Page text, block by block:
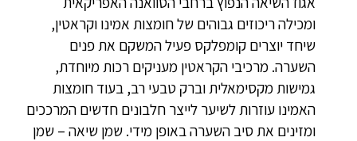
ומכילה ריכוזים גבוהים של חומצות אמינו וקראטין,
שיחד יוצרים קומפלקס פעיל המשקם את פנים
השערה. מרכיבי הקראטין מעניקים רכות מיוחדת,
גמישות מקסימאלית וברק טבעי רב, בעוד חומצות
האמינו עוזרות לשיער לייצר חלבונים חדשים המרככים
ומזינים את סיב השערה באופן מידי. שמן שיאה – שמן